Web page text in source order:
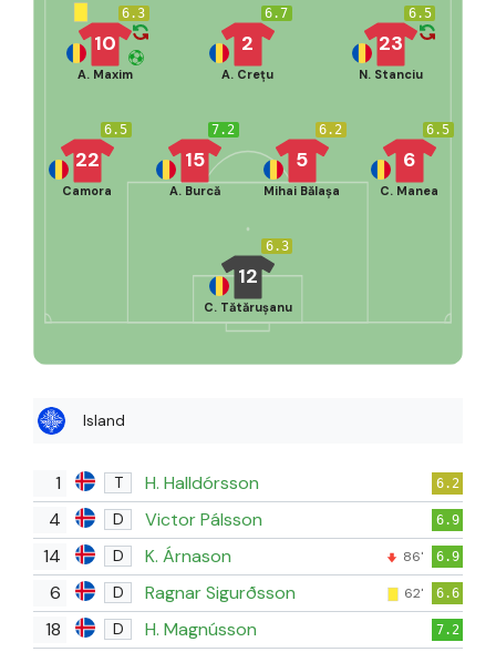
6.3
12
C. Tătărușanu
6.5
22
Camora
7.2
15
A. Burcă
6.2
5
Mihai Bălașa
6.5
6
C. Manea
6.3
10
A. Maxim
6.7
2
A. Crețu
6.5
23
N. Stanciu
Island
1 T H. Halldórsson 6.2
4 D Victor Pálsson 6.9
14 D K. Árnason 86' 6.9
6 D Ragnar Sigurðsson 62' 6.6
18 D H. Magnússon 7.2